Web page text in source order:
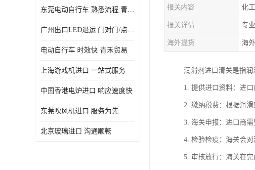
东莞电动自行车 熟悉流程 青禾贸易
广州出口LED退运 门对门/点对点
电动自行车 时效快 青禾贸易
上海游戏机进口 一站式服务
中国香港电炉进口 响应速度快
东莞吹风机进口 服务为先
北京玻璃进口 沟通顺畅
报关内容 化
报关详情 专
海外提货 海
润滑剂进口清关是指润
1. 提供进口资料：进
2. 缴纳税费：根据润
3. 海关申报：进口商
4. 检验检疫：海关会
5. 审核放行：海关在